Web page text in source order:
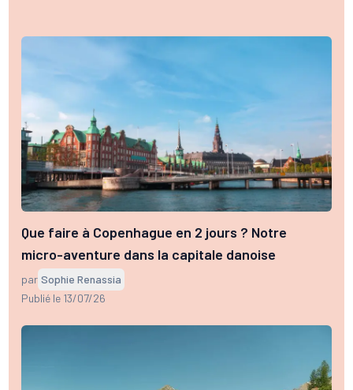
Que faire à Copenhague en 2 jours ? Notre
micro-aventure dans la capitale danoise
par Sophie Renassia
Publié le 13/07/26